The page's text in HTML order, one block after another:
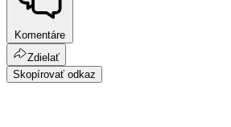
Komentáre
Zdielať
Skopírovať odkaz